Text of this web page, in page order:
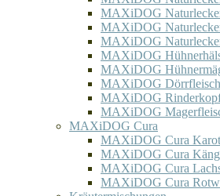
MAXiDOG
MAXiDOG
MAXiDOG
MAXiDOG
MAXiDOG
MAXiDOG Dörrfleisch
MAXiDOG
MAXiDOG
MAXiDOG Cura
MAXiDOG Cura
MAXiDOG Cura
MAXiDOG Cura
MAXiDOG Cura